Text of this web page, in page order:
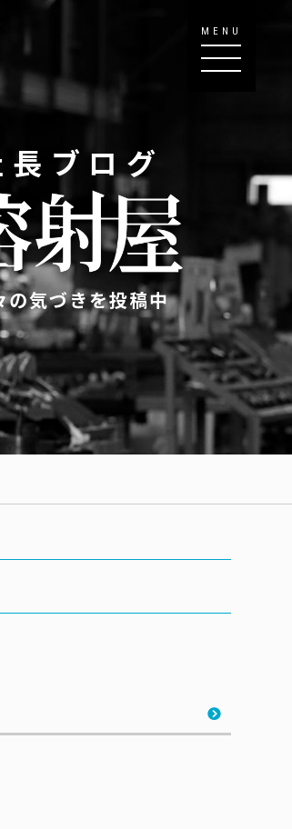
MENU
長ブログ
の気づきを投稿中